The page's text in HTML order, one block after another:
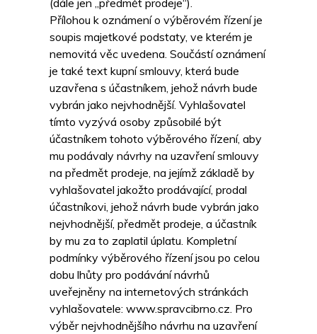
Přílohou k oznámení o výběrovém řízení je
soupis majetkové podstaty, ve kterém je
nemovitá věc uvedena. Součástí oznámení
je také text kupní smlouvy, která bude
uzavřena s účastníkem, jehož návrh bude
vybrán jako nejvhodnější. Vyhlašovatel
tímto vyzývá osoby způsobilé být
účastníkem tohoto výběrového řízení, aby
mu podávaly návrhy na uzavření smlouvy
na předmět prodeje, na jejímž základě by
vyhlašovatel jakožto prodávající, prodal
účastníkovi, jehož návrh bude vybrán jako
nejvhodnější, předmět prodeje, a účastník
by mu za to zaplatil úplatu. Kompletní
podmínky výběrového řízení jsou po celou
dobu lhůty pro podávání návrhů
uveřejněny na internetových stránkách
vyhlašovatele: www.spravcibrno.cz. Pro
výběr nejvhodnějšího návrhu na uzavření